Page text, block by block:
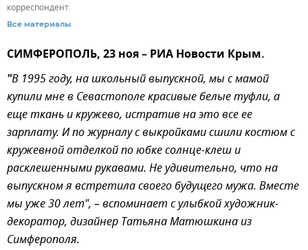
корреспондент
Все материалы
СИМФЕРОПОЛЬ, 23 ноя – РИА Новости Крым.
"В 1995 году, на школьный выпускной, мы с мамой
купили мне в Севастополе красивые белые туфли, а
еще ткань и кружево, истратив на это все ее
зарплату. И по журналу с выкройками сшили костюм с
кружевной отделкой по юбке солнце-клеш и
расклешенными рукавами. Не удивительно, что на
выпускном я встретила своего будущего мужа. Вместе
мы уже 30 лет", – вспоминает с улыбкой художник-
декоратор, дизайнер Татьяна Матюшкина из
Симферополя.